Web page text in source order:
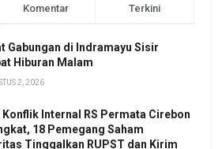
Komentar Terkini
Gabungan di Indramayu Sisir
Hiburan Malam
2, 2026
Konflik Internal RS Permata Cirebon
18 Pemegang Saham
Tinggalkan RUPST dan Kirim